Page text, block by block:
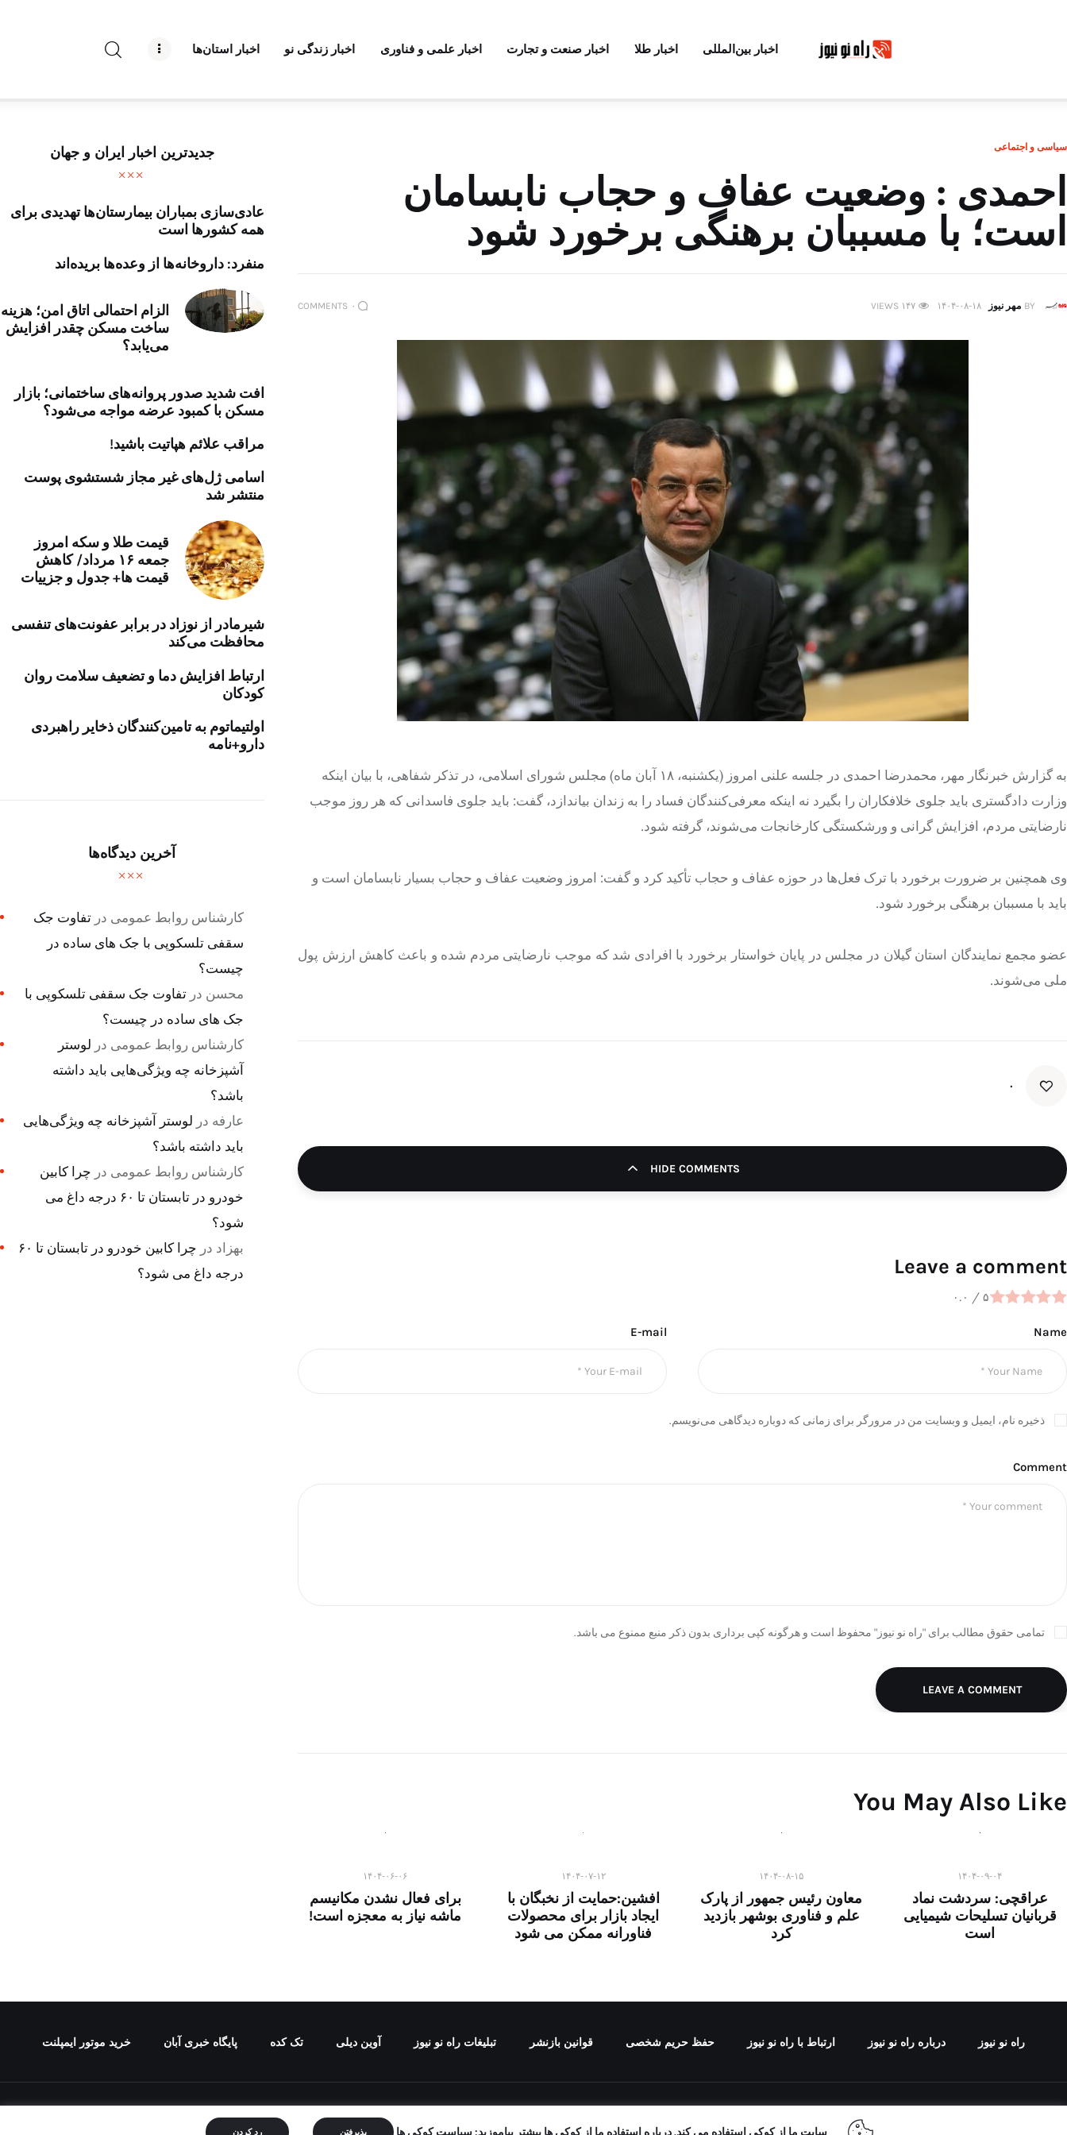
اخبار بین‌المللی اخبار طلا اخبار صنعت و تجارت اخبار علمی و فناوری اخبار زندگی نو اخبار استان‌ها
درباره راه‌ نو نیوز
تبلیغات راه نو نیوز
آوین دیلی
پایگاه خبری آبان
سیاسی و اجتماعی
احمدی : وضعیت عفاف و حجاب نابسامان
است؛ با مسببان برهنگی برخورد شود
BY مهر نیوز ۱۴۰۴-۰۸-۱۸ ۱۴۷ VIEWS ۰ COMMENTS
به گزارش خبرنگار مهر، محمدرضا احمدی در جلسه علنی امروز (یکشنبه، ۱۸ آبان ماه) مجلس شورای اسلامی، در تذکر شفاهی، با بیان اینکه
وزارت دادگستری باید جلوی خلافکاران را بگیرد نه اینکه معرفی‌کنندگان فساد را به زندان بیاندازد، گفت: باید جلوی فاسدانی که هر روز موجب
نارضایتی مردم، افزایش گرانی و ورشکستگی کارخانجات می‌شوند، گرفته شود.
وی همچنین بر ضرورت برخورد با ترک فعل‌ها در حوزه عفاف و حجاب تأکید کرد و گفت: امروز وضعیت عفاف و حجاب بسیار نابسامان است و
باید با مسببان برهنگی برخورد شود.
عضو مجمع نمایندگان استان گیلان در مجلس در پایان خواستار برخورد با افرادی شد که موجب نارضایتی مردم شده و باعث کاهش ارزش پول
ملی می‌شوند.
۰
HIDE COMMENTS
Leave a comment
۰.۰ / ۵
Name
E-mail
ذخیره نام، ایمیل و وبسایت من در مرورگر برای زمانی که دوباره دیدگاهی می‌نویسم.
Comment
تمامی حقوق مطالب برای "راه نو نیوز" محفوظ است و هرگونه کپی برداری بدون ذکر منبع ممنوع می باشد.
LEAVE A COMMENT
You May Also Like
۱۴۰۴-۰۹-۰۴
عراقچی: سردشت نماد
قربانیان تسلیحات شیمیایی
است
۱۴۰۴-۰۸-۱۵
معاون رئیس جمهور از پارک
علم و فناوری بوشهر بازدید
کرد
۱۴۰۴-۰۷-۱۲
افشین:حمایت از نخبگان با
ایجاد بازار برای محصولات
فناورانه ممکن می شود
۱۴۰۴-۰۶-۰۶
برای فعال نشدن مکانیسم
ماشه نیاز به معجزه است!
جدیدترین اخبار ایران و جهان
عادی‌سازی بمباران بیمارستان‌ها تهدیدی برای
همه کشورها است
منفرد: داروخانه‌ها از وعده‌ها بریده‌اند
الزام احتمالی اتاق امن؛ هزینه
ساخت مسکن چقدر افزایش
می‌یابد؟
افت شدید صدور پروانه‌های ساختمانی؛ بازار
مسکن با کمبود عرضه مواجه می‌شود؟
مراقب علائم هپاتیت باشید!
اسامی ژل‌های غیر مجاز شستشوی پوست
منتشر شد
قیمت طلا و سکه امروز
جمعه ۱۶ مرداد/ کاهش
قیمت ها+ جدول و جزییات
شیرمادر از نوزاد در برابر عفونت‌های تنفسی
محافظت می‌کند
ارتباط افزایش دما و تضعیف سلامت روان
کودکان
اولتیماتوم به تامین‌کنندگان ذخایر راهبردی
دارو+نامه
آخرین دیدگاه‌ها
کارشناس روابط عمومی در تفاوت جک
سقفی تلسکوپی با جک های ساده در
چیست؟
محسن در تفاوت جک سقفی تلسکوپی با
جک های ساده در چیست؟
کارشناس روابط عمومی در لوستر
آشپزخانه چه ویژگی‌هایی باید داشته
باشد؟
عارفه در لوستر آشپزخانه چه ویژگی‌هایی
باید داشته باشد؟
کارشناس روابط عمومی در چرا کابین
خودرو در تابستان تا ۶۰ درجه داغ می
شود؟
بهزاد در
چرا کابین خودرو در تابستان تا ۶۰
درجه داغ می شود؟
راه نو نیوز درباره راه‌ نو نیوز ارتباط با راه‌ نو نیوز حفظ حریم شخصی قوانین بازنشر تبلیغات راه نو نیوز آوین دیلی تک کده پایگاه خبری آبان خرید موتور ایمپلنت
تمامی حقوق مطالب برای "راه نو نیوز" محفوظ است و هرگونه کپی برداری بدون ذکر منبع ممنوع می باشد.
سایت ما از کوکی استفاده می کند. درباره استفاده ما از کوکی ها بیشتر بیاموزید: سیاست کوکی ها پذیرفتن رد کردن